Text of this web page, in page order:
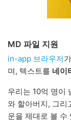
MD 파일 지원
in-app 브라우저
며, 텍스트를 네이
우리는 10억 명이
와 할아버지, 그리
운을 제대로 볼 수